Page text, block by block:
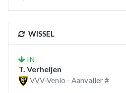
WISSEL
IN
T. Verheijen
VVV-Venlo - Aanvaller #